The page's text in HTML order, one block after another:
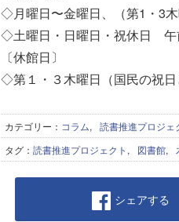
◇月曜日〜金曜日、（第1・3
◇土曜日・日曜日・祝休日 午
〔休館日〕
◇第１・３木曜日（国民の祝日
カテゴリー： コラム,
読書推進プロジェ
タグ： 読書推進プロジェクト , 図書館,
シェアする